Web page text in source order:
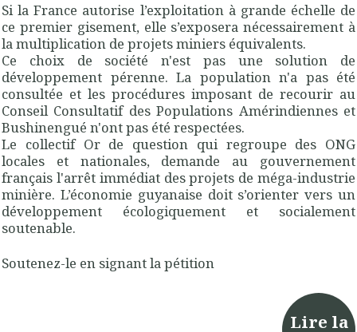
Si la France autorise l’exploitation à grande échelle de
ce premier gisement, elle s’exposera nécessairement à
la multiplication de projets miniers équivalents.
Ce choix de société n'est pas une solution de
développement pérenne. La population n'a pas été
consultée et les procédures imposant de recourir au
Conseil Consultatif des Populations Amérindiennes et
Bushinengué n'ont pas été respectées.
Le collectif Or de question qui regroupe des ONG
locales et nationales, demande au gouvernement
français l'arrêt immédiat des projets de méga-industrie
minière. L’économie guyanaise doit s’orienter vers un
développement écologiquement et socialement
soutenable.
Soutenez-le en signant la pétition
Lire la